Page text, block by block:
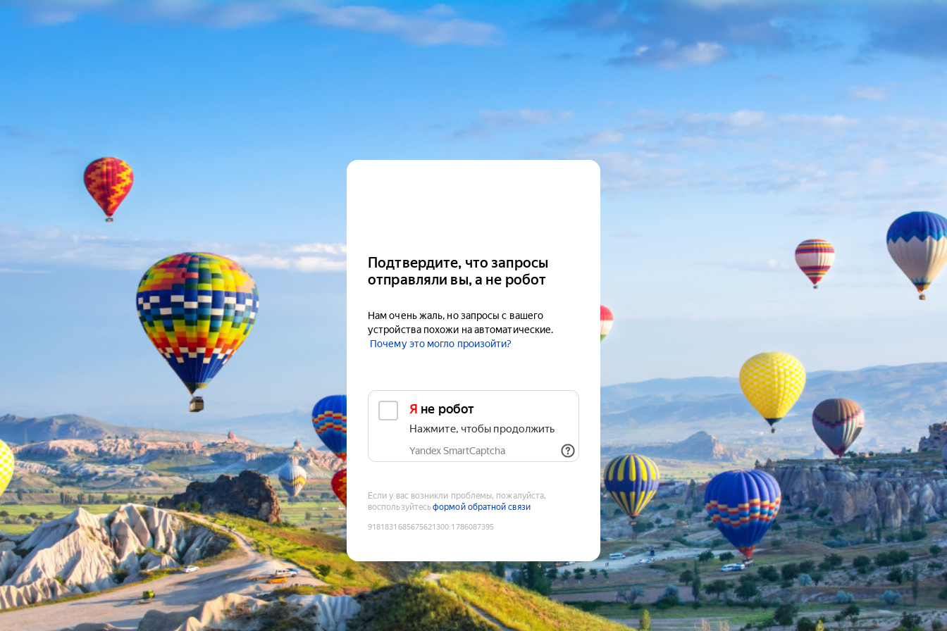
Подтвердите, что запросы
отправляли вы, а не робот
Нам очень жаль, но запросы с вашего
устройства похожи на автоматические.
Почему это могло произойти?
Я не робот
Нажмите, чтобы продолжить
Yandex SmartCaptcha
Если у вас возникли проблемы, пожалуйста,
воспользуйтесьформой обратной связи
9181831685675621300:1786087395